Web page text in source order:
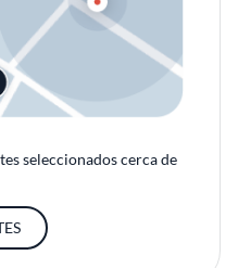
seleccionados cerca de